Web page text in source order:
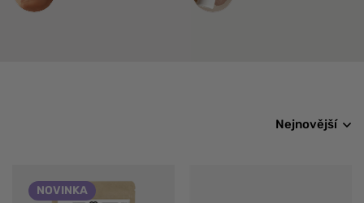
Nejnovější
NOVINKA